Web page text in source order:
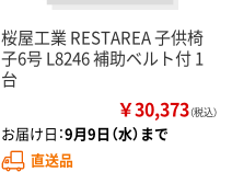
桜屋工業 RESTAREA 子供椅
子6号 L8246 補助ベルト付 1
台
￥30,373（税込）
お届け日：9月9日（水）まで
直送品